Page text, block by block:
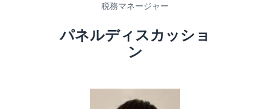
税務マネージャー
パネルディスカッショ
ン